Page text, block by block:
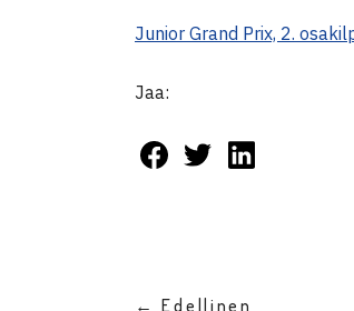
Junior Grand Prix, 2.
Jaa:
← Edellinen